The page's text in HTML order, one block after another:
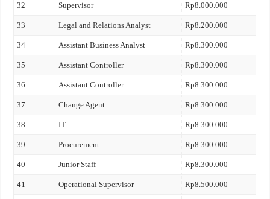
32 Supervisor Rp8.000.000
33 Legal and Relations Analyst Rp8.200.000
34 Assistant Business Analyst Rp8.300.000
35 Assistant Controller Rp8.300.000
36 Assistant Controller Rp8.300.000
37 Change Agent Rp8.300.000
38 IT Rp8.300.000
39 Procurement Rp8.300.000
40 Junior Staff Rp8.300.000
41 Operational Supervisor Rp8.500.000